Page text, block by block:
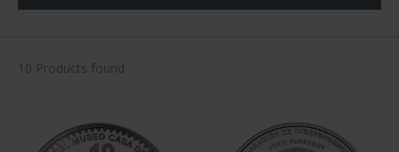
10 Products found